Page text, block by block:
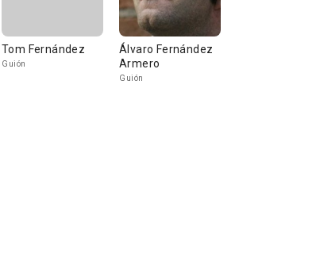
Tom Fernández
Guión
Álvaro Fernández
Armero
Guión